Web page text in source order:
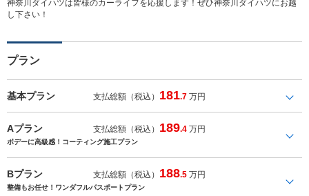
神奈川ダイハツは皆様のカーライフを応援します！ぜひ神奈川ダイハツにお越
し下さい！
プラン
基本プラン 支払総額（税込） 181.7 万円
Aプラン 支払総額（税込） 189.4 万円
ボデーに高級感！コーティング施工プラン
Bプラン 支払総額（税込） 188.5 万円
整備もお任せ！ワンダフルパスポートプラン